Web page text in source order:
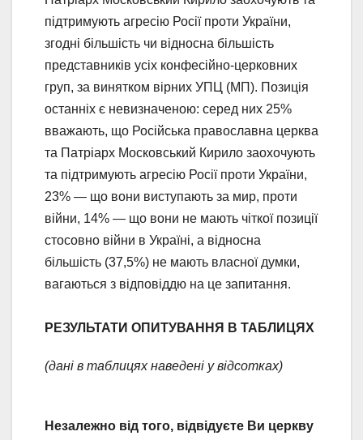
підтримують агресію Росії проти України,
згодні більшість чи відносна більшість
представників усіх конфесійно-церковних
груп, за винятком вірних УПЦ (МП). Позиція
останніх є невизначеною: серед них 25%
вважають, що Російська православна церква
та Патріарх Московський Кирило заохочують
та підтримують агресію Росії проти України,
23% — що вони виступають за мир, проти
війни, 14% — що вони не мають чіткої позиції
стосовно війни в Україні, а відносна
більшість (37,5%) не мають власної думки,
вагаються з відповіддю на це запитання.
РЕЗУЛЬТАТИ ОПИТУВАННЯ В ТАБЛИЦЯХ
(дані в таблицях наведені у відсотках)
Незалежно від того, відвідуєте Ви церкву